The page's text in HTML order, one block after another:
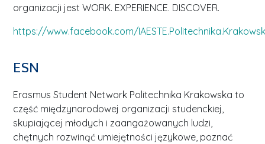
organizacji jest WORK. EXPERIENCE. DISCOVER.
https://www.facebook.com/
ESN
Erasmus Student Network Politechnika Krakowska to
część międzynarodowej organizacji studenckiej,
skupiającej młodych i zaangażowanych ludzi,
chętnych rozwinąć umiejętności językowe, poznać